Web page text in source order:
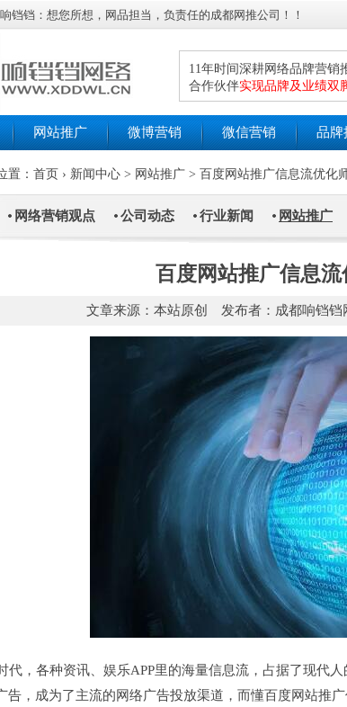
铛铛：想您所想，网品担当，负责任的成都网推公司！！
11年时间深耕网络品牌营销
合作伙伴实现品牌及业绩双
网站推广 微博营销 微信营销 品牌
置： 首页 › 新闻中心 > 网站推广 > 百度网站推广信息流优化
网络营销观点 公司动态 行业新闻 网站推广
百度网站推广信息
文章来源：本站原创 发布者：成都响铛
，各种资讯、娱乐APP里的海量信息流，占据了现代
告，成为了主流的网络广告投放渠道，而懂百度网站推